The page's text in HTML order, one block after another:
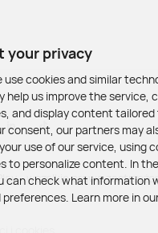
- wszelkie prawa
your privacy
use cookies and similar
help us improve the service,
and display content tailored
consent, our partners may
use of our service, using
to personalize content. In
can check what information
Learn more in